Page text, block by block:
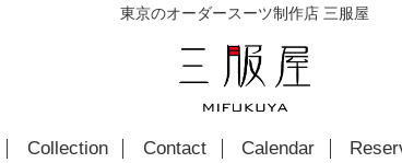
東京のオーダースーツ制作店 三服屋
Collection Contact Calendar